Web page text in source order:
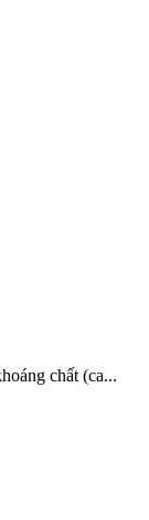
chất (ca...